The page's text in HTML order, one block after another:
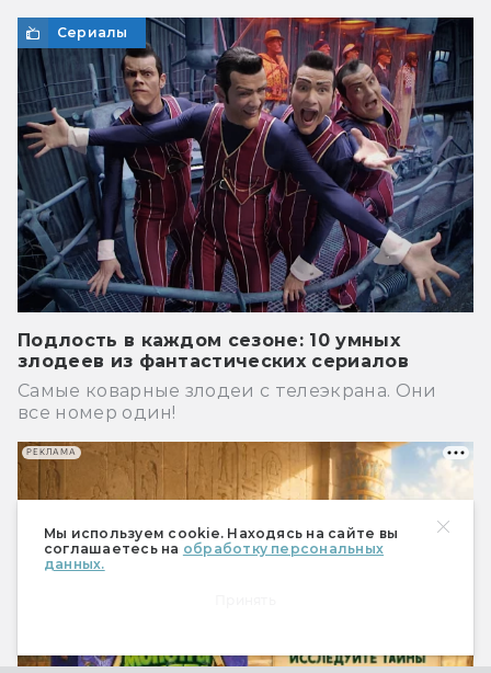
Мы используем cookie. Находясь на сайте вы
соглашаетесь на обработку персональных
данных.
Сериалы
Подлость в каждом сезоне: 10 умных
злодеев из фантастических сериалов
Самые коварные злодеи с телеэкрана. Они
все номер один!
РЕКЛАМА